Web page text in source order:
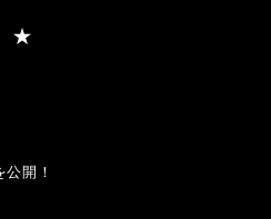
開！